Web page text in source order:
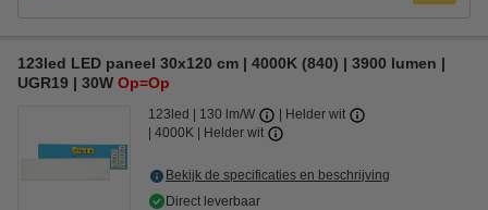
123led LED paneel 30x120 cm | 4000K (840) | 3900 lumen |
UGR19 | 30W Op=Op
123led 130 lm/W
Helder wit
4000K | Helder wit
Bekijk de specificaties en beschrijving
Direct leverbaar